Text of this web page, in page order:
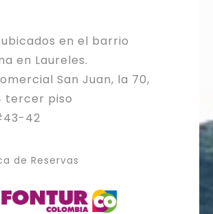
en el barrio
en Laureles.
San Juan, la 70,
tercer piso
42
de Reservas